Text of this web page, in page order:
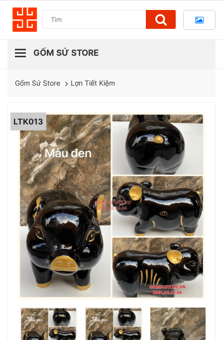
Gốm Sứ Store Lợn Tiết Kiệm
LTK013